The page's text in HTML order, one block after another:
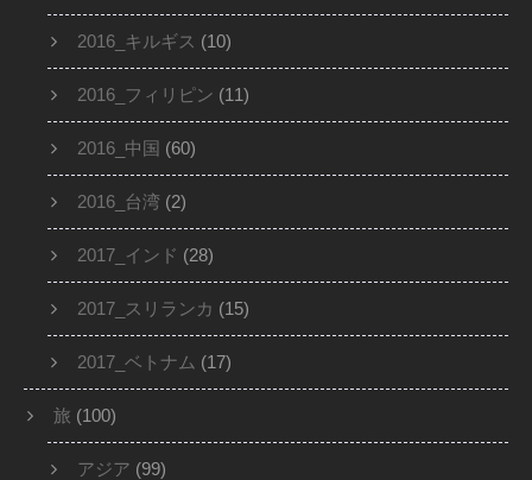
2016_キルギス (10)
2016_フィリピン (11)
2016_中国 (60)
2016_台湾 (2)
2017_インド (28)
2017_スリランカ (15)
2017_ベトナム (17)
旅 (100)
アジア (99)